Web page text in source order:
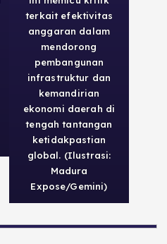
terkait efektivitas
anggaran dalam
mendorong
pembangunan
infrastruktur dan
kemandirian
ekonomi daerah di
tengah tantangan
ketidakpastian
global. (Ilustrasi:
Madura
Expose/Gemini)